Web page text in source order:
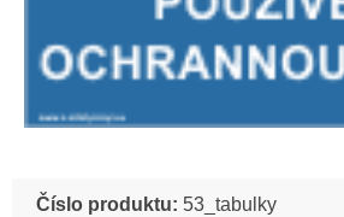
Číslo produktu: 53_tabulky